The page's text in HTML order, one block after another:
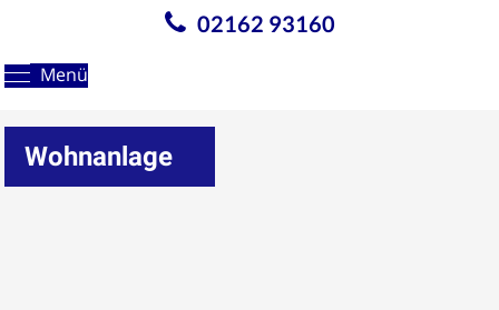
02162 93160
Menü
Wohnanlage